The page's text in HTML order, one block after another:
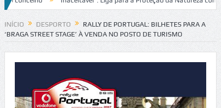
em Alcobaça Igreja do Castelo de Cerveira assegura
INÍCIO DESPORTO
RALLY DE PORTUGAL: BILHETES PARA A
‘BRAGA STREET STAGE’ À VENDA NO POSTO DE TURISMO